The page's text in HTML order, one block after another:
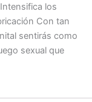
Intensifica los
Con tan
sentirás como
sexual que